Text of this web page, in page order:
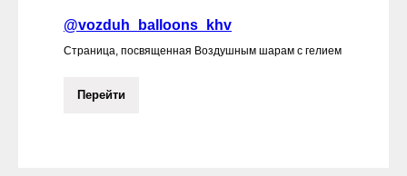
@vozduh_balloons_khv
Страница, посвященная Воздушным шарам с гелием
Перейти